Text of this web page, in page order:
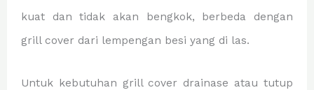
kuat dan tidak akan bengkok, berbeda dengan
grill cover dari lempengan besi yang di las.
Untuk kebutuhan grill cover drainase atau tutup